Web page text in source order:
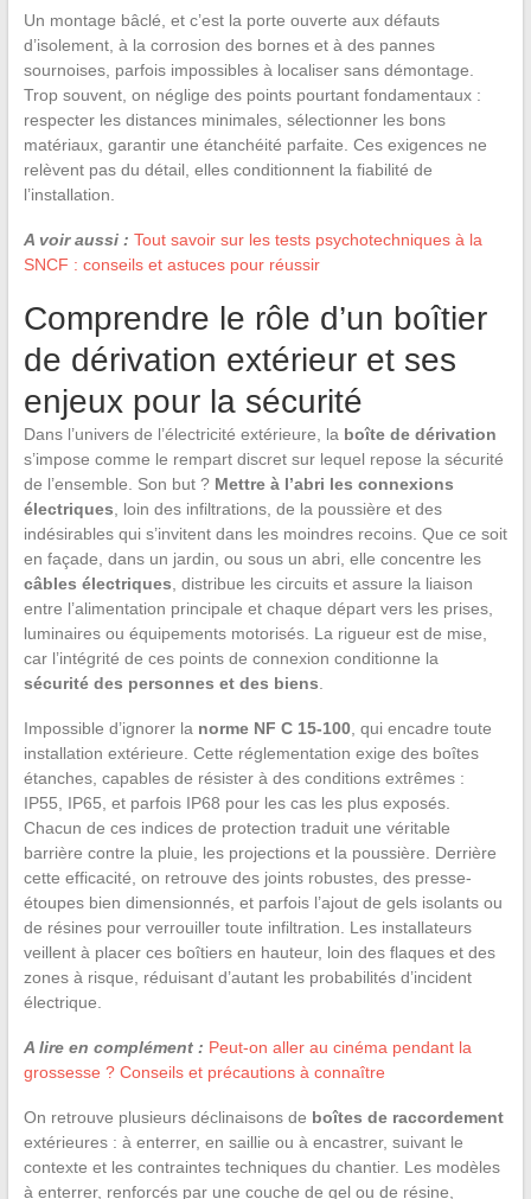
Un montage bâclé, et c’est la porte ouverte aux défauts
d’isolement, à la corrosion des bornes et à des pannes
sournoises, parfois impossibles à localiser sans démontage.
Trop souvent, on néglige des points pourtant fondamentaux :
respecter les distances minimales, sélectionner les bons
matériaux, garantir une étanchéité parfaite. Ces exigences ne
relèvent pas du détail, elles conditionnent la fiabilité de
l’installation.
A voir aussi : Tout savoir sur les tests psychotechniques à la
SNCF : conseils et astuces pour réussir
Comprendre le rôle d’un boîtier
de dérivation extérieur et ses
enjeux pour la sécurité
Dans l’univers de l’électricité extérieure, la boîte de dérivation
s’impose comme le rempart discret sur lequel repose la sécurité
de l’ensemble. Son but ? Mettre à l’abri les connexions
électriques , loin des infiltrations, de la poussière et des
indésirables qui s’invitent dans les moindres recoins. Que ce soit
en façade, dans un jardin, ou sous un abri, elle concentre les
câbles électriques , distribue les circuits et assure la liaison
entre l’alimentation principale et chaque départ vers les prises,
luminaires ou équipements motorisés. La rigueur est de mise,
car l’intégrité de ces points de connexion conditionne la
sécurité des personnes et des biens
Impossible d’ignorer la norme NF C 15-100, qui encadre toute
installation extérieure. Cette réglementation exige des boîtes
étanches, capables de résister à des conditions extrêmes :
IP55, IP65, et parfois IP68 pour les cas les plus exposés.
Chacun de ces indices de protection traduit une véritable
barrière contre la pluie, les projections et la poussière. Derrière
cette efficacité, on retrouve des joints robustes, des presse-
étoupes bien dimensionnés, et parfois l’ajout de gels isolants ou
de résines pour verrouiller toute infiltration. Les installateurs
veillent à placer ces boîtiers en hauteur, loin des flaques et des
zones à risque, réduisant d’autant les probabilités d’incident
électrique.
A lire en complément : Peut-on aller au cinéma pendant la
grossesse ? Conseils et précautions à connaître
On retrouve plusieurs déclinaisons de boîtes de raccordement
extérieures : à enterrer, en saillie ou à encastrer, suivant le
contexte et les contraintes techniques du chantier. Les modèles
à enterrer, renforcés par une couche de gel ou de résine,